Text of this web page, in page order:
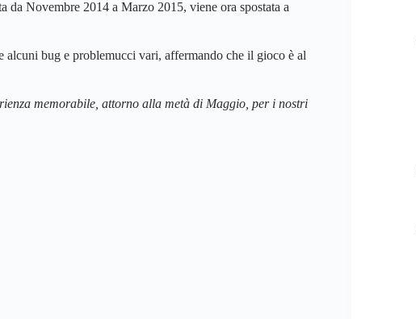
da Novembre 2014 a Marzo 2015, viene ora spostata a
bug e problemucci vari, affermando che il gioco è al
memorabile, attorno alla metà di Maggio, per i nostri